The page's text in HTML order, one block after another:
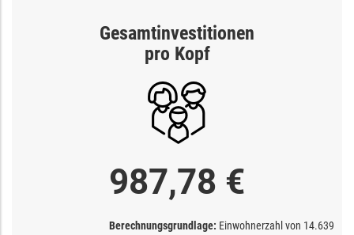
Gesamtinvestitionen
pro Kopf
987,78 €
Berechnungsgrundlage: Einwohnerzahl von 14.639